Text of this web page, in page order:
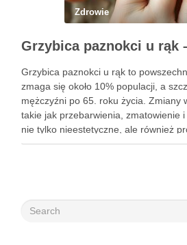
Zdrowie
Grzybica paznokci u rąk to
zmaga się około 10% populacji, a
mężczyźni po 65. roku życia. Zmiany
takie jak przebarwienia, zmatowienie
nie tylko nieestetyczne, ale również
konsekwencji zdrowotnych. Infekcje